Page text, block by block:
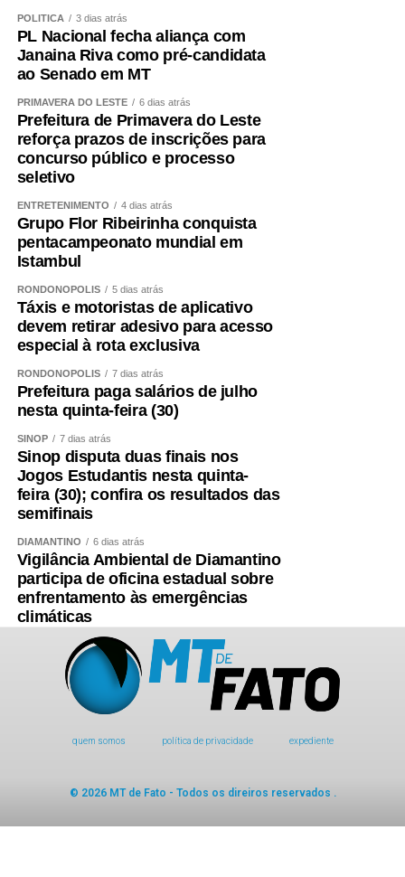
COMENTE ABAIXO:
WhatsApp
Facebook
Twitter
Messenger
LinkedIn
Share
POLÍTICA 3 dias atrás
PL Nacional fecha aliança com
Janaina Riva como pré-candidata
ao Senado em MT
PRIMAVERA DO LESTE 6 dias atrás
Prefeitura de Primavera do Leste
reforça prazos de inscrições para
concurso público e processo
seletivo
ENTRETENIMENTO 4 dias atrás
Grupo Flor Ribeirinha conquista
pentacampeonato mundial em
Istambul
RONDONÓPOLIS 5 dias atrás
Táxis e motoristas de aplicativo
devem retirar adesivo para acesso
especial à rota exclusiva
RONDONÓPOLIS 7 dias atrás
Prefeitura paga salários de julho
nesta quinta-feira (30)
SINOP 7 dias atrás
Sinop disputa duas finais nos
Jogos Estudantis nesta quinta-
feira (30); confira os resultados das
semifinais
DIAMANTINO 6 dias atrás
Vigilância Ambiental de Diamantino
participa de oficina estadual sobre
enfrentamento às emergências
climáticas
quem somos política de privacidade expediente
© 2026 MT de Fato - Todos os direiros reservados .